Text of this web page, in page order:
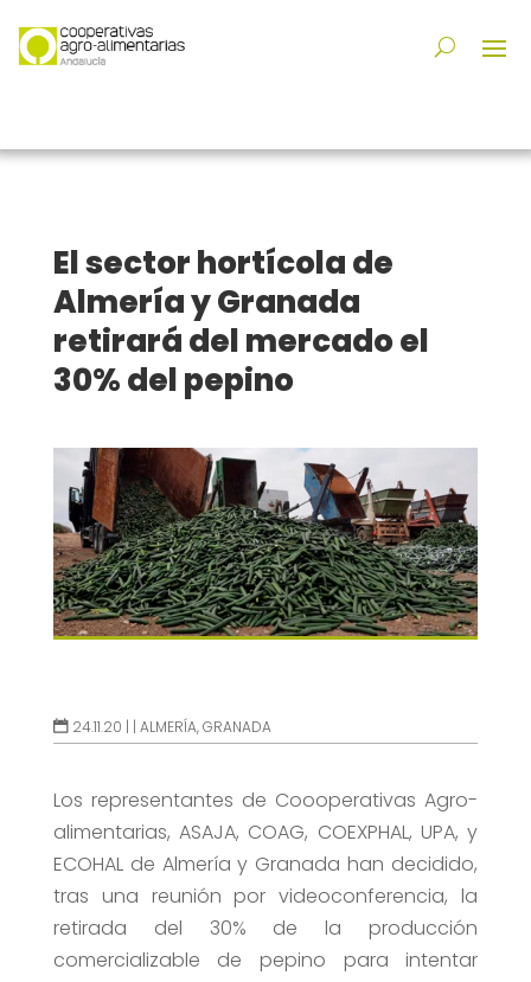
El sector hortícola de
Almería y Granada
retirará del mercado el
30% del pepino
24.11.20 | | ALMERÍA,GRANADA
Los representantes de Coooperativas Agro-
alimentarias, ASAJA, COAG, COEXPHAL, UPA, y
ECOHAL de Almería y Granada han decidido,
tras una reunión por videoconferencia, la
retirada del 30% de la producción
comercializable de pepino para intentar